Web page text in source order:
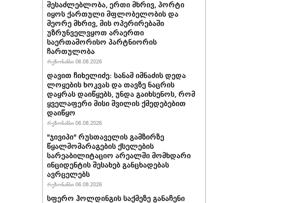
შესაძლებლობა, ერთი მხრივ, პორტი
იყოს ქართული მფლობელობის და
მეორე მხრივ, მის ოპერირებაში
უზრუნველვყოთ არაერთი
საერთაშორისო პარტნიორის
ჩართულობა
რეზონანსი 06.08.2026
დავით ჩიხელიძე: სანამ იმნაძის დედა
ლოყების ხოკვას და თავზე ნაცრის
დაყრას დაიწყებს, უნდა გაიხსენოს, რომ
ყველაფერი მისი შვილის ქმედებებით
დაიწყო
რეზონანსი 06.08.2026
"ჯივიპი" რუსთაველის გამზირზე
წყალმომარაგების ქსელების
სარეაბილიტაციო არეალში მომხდარი
ინციდენტის შესახებ განცხადებას
ავრცელებს
რეზონანსი 06.08.2026
სფერო ჰოლდინგის საქმეზე განაჩენი